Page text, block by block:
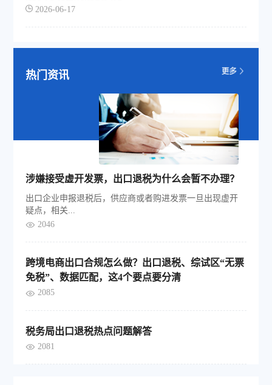
2026-06-17
热门资讯
涉嫌接受虚开发票，出口退税为什么会暂不办理？
出口企业申报退税后，供应商或者购进发票一旦出现虚开
疑点，相关...
2046
跨境电商出口合规怎么做？出口退税、综试区“无票
免税”、数据匹配，这4个要点要分清
2085
税务局出口退税热点问题解答
2081